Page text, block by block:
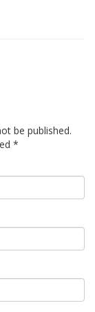
be published.
*